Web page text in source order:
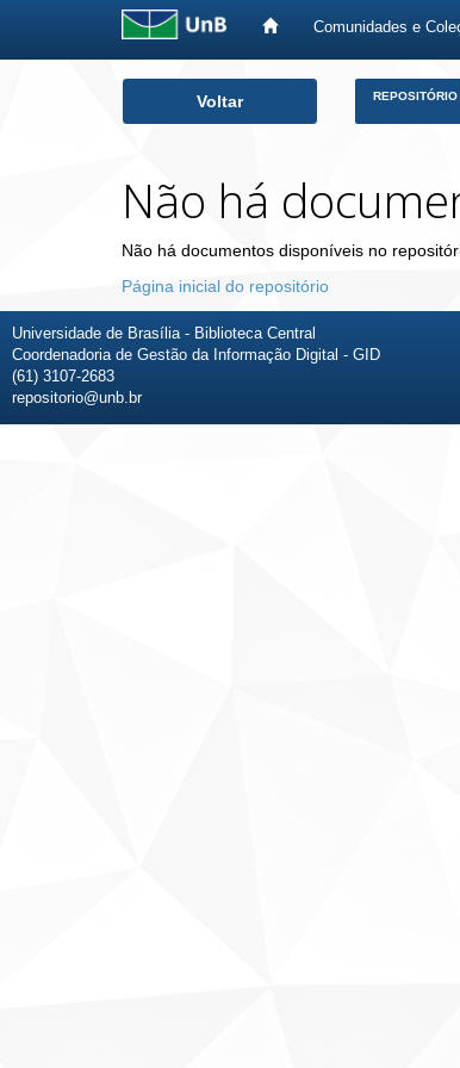
Comunidades e
Voltar
Não há
Não há documentos disponíveis no
Página inicial do repositório
Universidade de Brasília - Biblioteca Central
Coordenadoria de Gestão da Informação Digital - GID
(61) 3107-2683
repositorio@unb.br